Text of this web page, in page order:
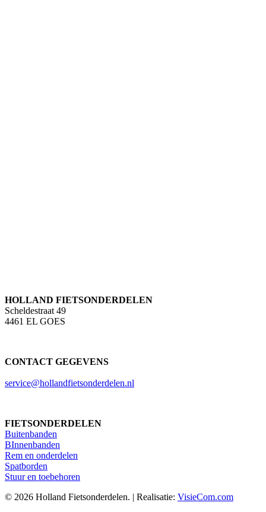
HOLLAND FIETSONDERDELEN
Scheldestraat 49
4461 EL GOES
CONTACT GEGEVENS
service@hollandfietsonderdelen.nl
FIETSONDERDELEN
Buitenbanden
BInnenbanden
Rem en onderdelen
Spatborden
Stuur en toebehoren
© 2026 Holland Fietsonderdelen. | Realisatie: VisieCom.com